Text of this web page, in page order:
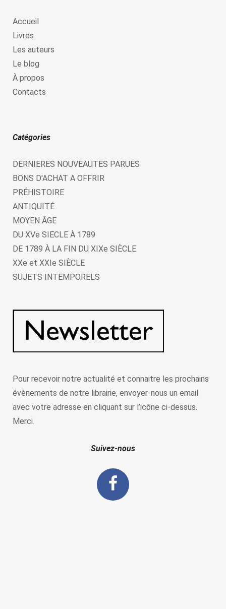
Accueil
Livres
Les auteurs
Le blog
À propos
Contacts
Catégories
DERNIERES NOUVEAUTES PARUES
BONS D'ACHAT A OFFRIR
PRÉHISTOIRE
ANTIQUITÉ
MOYEN ÂGE
DU XVe SIECLE À 1789
DE 1789 À LA FIN DU XIXe SIÈCLE
XXe et XXIe SIÈCLE
SUJETS INTEMPORELS
Pour recevoir notre actualité et connaitre les prochains
évènements de notre librairie, envoyer-nous un email
avec votre adresse en cliquant sur l’icône ci-dessus.
Merci.
Suivez-nous